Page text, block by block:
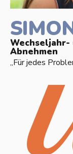
Wechseljahr-
Abnehmen
„Für jedes